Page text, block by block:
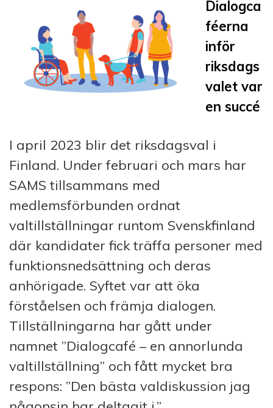
Dialogca
féerna
inför
riksdags
valet var
en succé
I april 2023 blir det riksdagsval i
Finland. Under februari och mars har
SAMS tillsammans med
medlemsförbunden ordnat
valtillställningar runtom Svenskfinland
där kandidater fick träffa personer med
funktionsnedsättning och deras
anhörigade. Syftet var att öka
förståelsen och främja dialogen.
Tillställningarna har gått under
namnet ”Dialogcafé – en annorlunda
valtillställning” och fått mycket bra
respons: ”Den bästa valdiskussion jag